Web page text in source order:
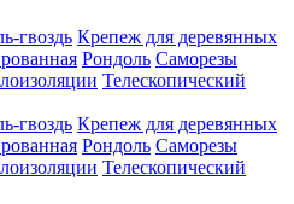
гвоздь Крепеж для деревянных
Рондоль Саморезы
Телескопический
гвоздь Крепеж для деревянных
Рондоль Саморезы
Телескопический